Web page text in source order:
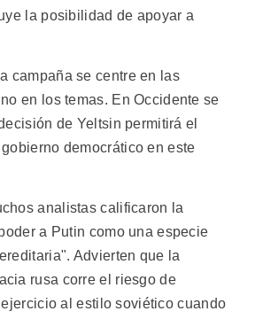
la posibilidad de apoyar a
campaña se centre en las
en los temas. En Occidente se
de Yeltsin permitirá el
democrático en este
analistas calificaron la
a Putin como una especie
Advierten que la
rusa corre el riesgo de
al estilo soviético cuando